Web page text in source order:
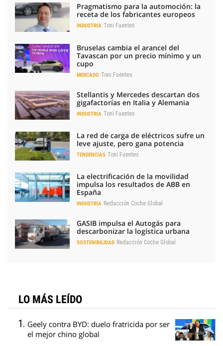
Pragmatismo para la automoción: la
receta de los fabricantes europeos
INDUSTRIA Toni Fuentes
Bruselas cambia el arancel del
Tavascan por un precio mínimo y un
cupo
MERCADO Toni Fuentes
Stellantis y Mercedes descartan dos
gigafactorías en Italia y Alemania
INDUSTRIA Toni Fuentes
La red de carga de eléctricos sufre un
leve ajuste, pero gana potencia
TENDENCIAS Toni Fuentes
La electrificación de la movilidad
impulsa los resultados de ABB en
España
INDUSTRIA Redacción Coche Global
GASIB impulsa el Autogás para
descarbonizar la logística urbana
SOSTENIBILIDAD Redacción Coche Global
LO MÁS LEÍDO
Geely contra BYD: duelo fratricida por ser
el mejor chino global